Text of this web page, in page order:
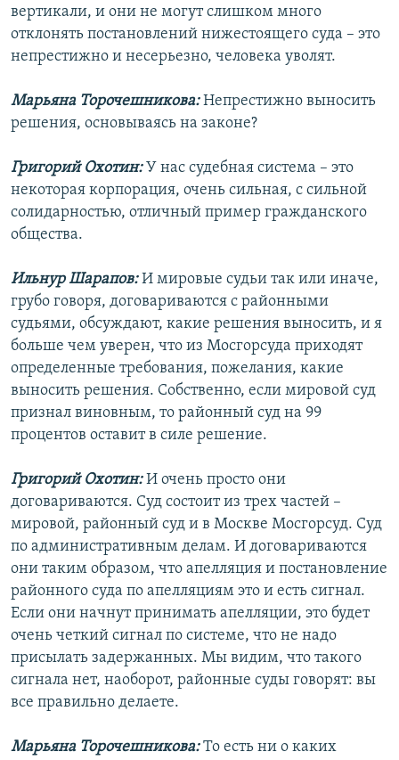
вертикали, и они не могут слишком много
отклонять постановлений нижестоящего суда – это
непрестижно и несерьезно, человека уволят.
Марьяна Торочешникова:Непрестижно выносить
решения, основываясь на законе?
Григорий Охотин:У нас судебная система – это
некоторая корпорация, очень сильная, с сильной
солидарностью, отличный пример гражданского
общества.
Ильнур Шарапов:И мировые судьи так или иначе,
грубо говоря, договариваются с районными
судьями, обсуждают, какие решения выносить, и я
больше чем уверен, что из Мосгорсуда приходят
определенные требования, пожелания, какие
выносить решения. Собственно, если мировой суд
признал виновным, то районный суд на 99
процентов оставит в силе решение.
Григорий Охотин:И очень просто они
договариваются. Суд состоит из трех частей –
мировой, районный суд и в Москве Мосгорсуд. Суд
по административным делам. И договариваются
они таким образом, что апелляция и постановление
районного суда по апелляциям это и есть сигнал.
Если они начнут принимать апелляции, это будет
очень четкий сигнал по системе, что не надо
присылать задержанных. Мы видим, что такого
сигнала нет, наоборот, районные суды говорят: вы
все правильно делаете.
Марьяна Торочешникова:То есть ни о каких